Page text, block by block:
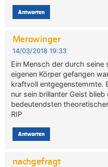
Antworten
Merowinger
14/03/2018 19:33
Ein Mensch der durch seine
eigenen Körper gefangen
kraftvoll entgegenstemmte.
nur sein brillanter Geist blieb
bedeutendsten
RIP
Antworten
nachgefragt